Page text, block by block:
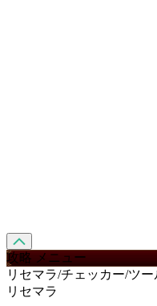
攻略 メニュー
リセマラ/チェッカー/ツー
リセマラ